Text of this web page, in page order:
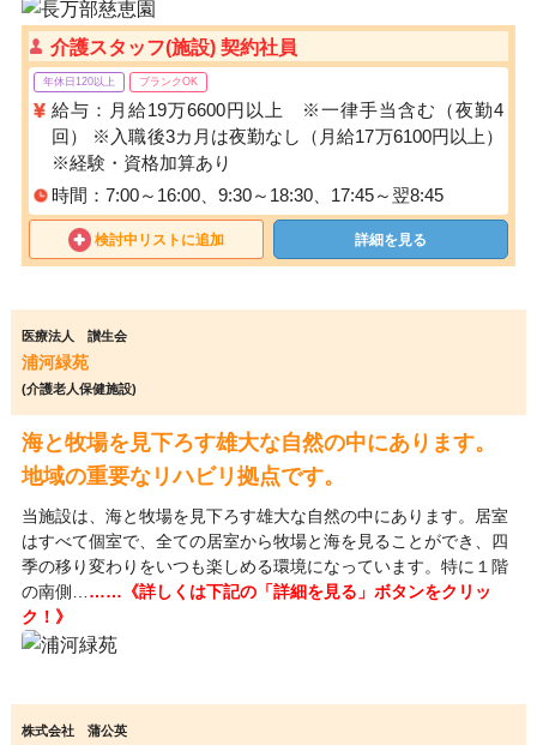
介護スタッフ(施設) 契約社員
年休日120以上 ブランクOK
給与：月給19万6600円以上 ※一律手当含む（夜勤4
回） ※入職後3カ月は夜勤なし（月給17万6100円以上）
※経験・資格加算あり
時間：7:00～16:00、9:30～18:30、17:45～翌8:45
検討中リストに追加 詳細を見る
医療法人 讃生会
浦河緑苑
(介護老人保健施設)
海と牧場を見下ろす雄大な自然の中にあります。
地域の重要なリハビリ拠点です。
当施設は、海と牧場を見下ろす雄大な自然の中にあります。居室
はすべて個室で、全ての居室から牧場と海を見ることができ、四
季の移り変わりをいつも楽しめる環境になっています。特に１階
の南側… ……《詳しくは下記の「詳細を見る」ボタンをクリッ
ク！》
株式会社 蒲公英